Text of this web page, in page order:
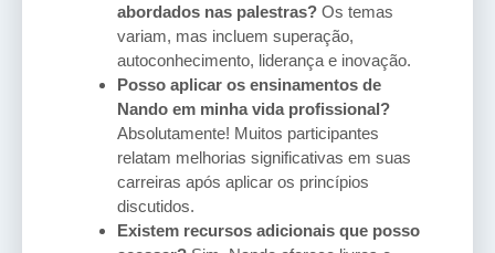
abordados nas palestras? Os temas
variam, mas incluem superação,
autoconhecimento, liderança e inovação.
Posso aplicar os ensinamentos de
Nando em minha vida profissional?
Absolutamente! Muitos participantes
relatam melhorias significativas em suas
carreiras após aplicar os princípios
discutidos.
Existem recursos adicionais que posso